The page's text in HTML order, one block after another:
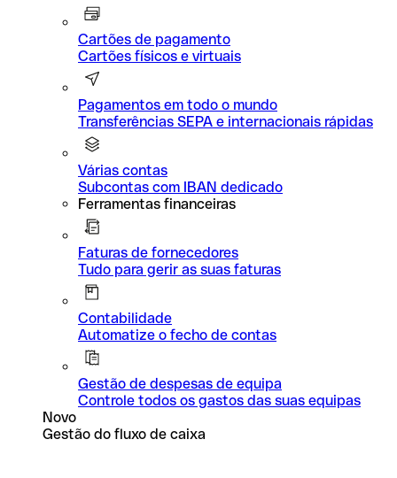
Cartões de pagamento
Cartões físicos e virtuais
Pagamentos em todo o mundo
Transferências SEPA e internacionais rápidas
Várias contas
Subcontas com IBAN dedicado
Ferramentas financeiras
Faturas de fornecedores
Tudo para gerir as suas faturas
Contabilidade
Automatize o fecho de contas
Gestão de despesas de equipa
Controle todos os gastos das suas equipas
Novo
Gestão do fluxo de caixa